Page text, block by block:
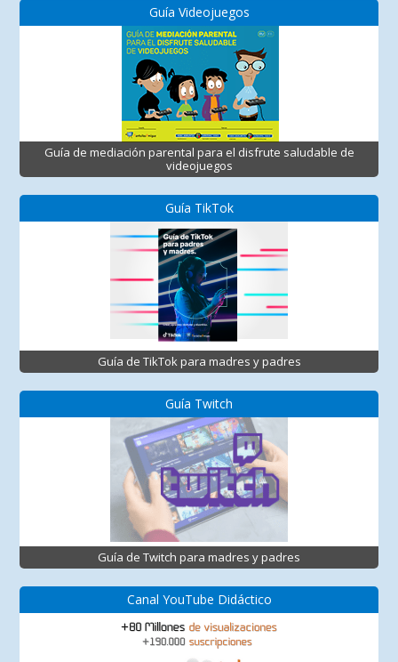
Guía Videojuegos
Guía de mediación parental para el disfrute saludable de
videojuegos
Guía TikTok
Guía de TikTok para madres y padres
Guía Twitch
Guía de Twitch para madres y padres
Canal YouTube Didáctico